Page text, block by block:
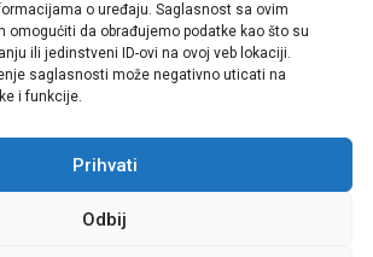
o uređaju. Saglasnost sa ovim
omogućiti da obrađujemo podatke kao što su
ili jedinstveni ID-ovi na ovoj veb lokaciji.
saglasnosti može negativno uticati na
i funkcije.
Prihvati
Odbij
showbiza, lifestyle-a i popularne kulture.
zadržana | extra.ba by profm.ba